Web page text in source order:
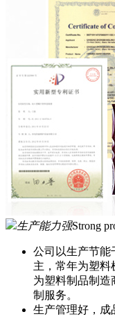
生产能力强Strong
公司以生产节能
主，常年为塑料
为塑料制品制造
制服务。
生产管理好，成